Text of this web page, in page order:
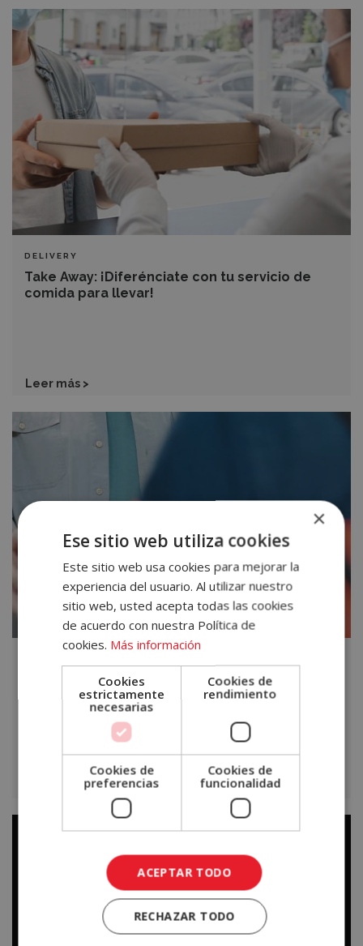
Tu
Cuenta
Email
¿Has olvidado tu contraseña?
DELIVERY
Take Away: ¡Diferénciate con tu servicio de
comida para llevar!
Take
Away:
¡Diferénciate
servicio
de
comida
para
llevar!
Leer más >
Delivery: Nuevas tendencias este 2022 para tu
Delivery:
Nuevas
2022
para
tu
negocio
Leer más >
×
Ese sitio web utiliza cookies
Este sitio web usa cookies para mejorar la
experiencia del usuario. Al utilizar nuestro
sitio web, usted acepta todas las cookies
de acuerdo con nuestra Política de
cookies. Más información
Cookies
estrictamente
necesarias
Cookies de
rendimiento
Cookies de
preferencias
Cookies de
funcionalidad
ACEPTAR TODO
RECHAZAR TODO